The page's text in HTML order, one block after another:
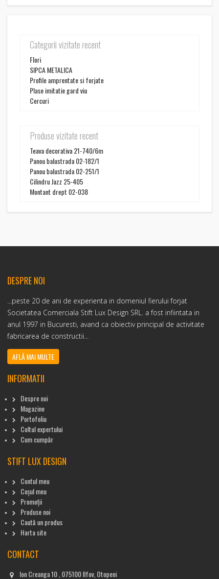
Categorii vizitate recent
Flori
SIPCA METALICA
Profile amprentate si forjate
Plase imitatie gard viu
Cercuri
Produse vizitate recent
Teava decorativa 21-740/6m
Panou balustrada 02-182/1
Panou balustrada 02-251/1
Cilindru Jazz 25-405
Montant drept 02-038
DESPRE NOI
...peste 20 de ani de experienta in domeniul fierului forjat
Societatea Comerciala Stift Lux Design SRL. a fost infiintata in
anul 1997 in Bucuresti, avand ca obiectiv principal de activitate
fabricarea de constructii...
AFLĂ MAI MULTE
INFORMATII
Despre noi
Magazine
Portofoliu
Coltul expertului
Cum cumpăr
STIFT LUX DESIGN
Contul meu
Coșul meu
Promoții
Produse noi
Caută un produs
Harta site
CONTACT
Ion Creanga 10 , 075100 Ilfov, Otopeni